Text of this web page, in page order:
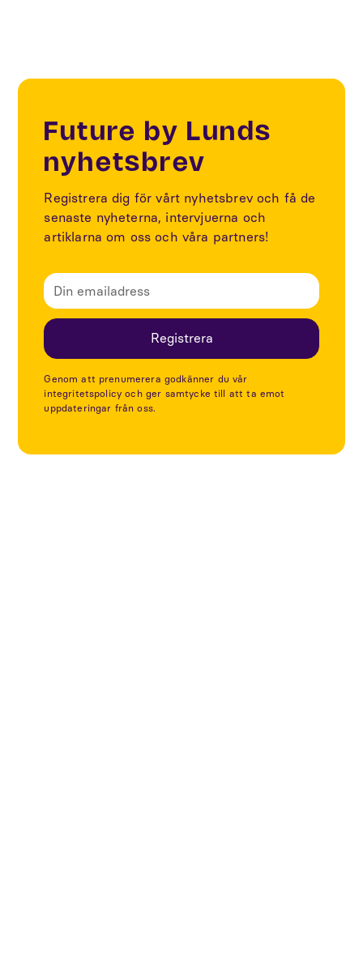
Future by Lunds
nyhetsbrev
Registrera dig för vårt nyhetsbrev och få de
senaste nyheterna, intervjuerna och
artiklarna om oss och våra partners!
Genom att prenumerera godkänner du vår
integritetspolicy och ger samtycke till att ta emot
uppdateringar från oss.